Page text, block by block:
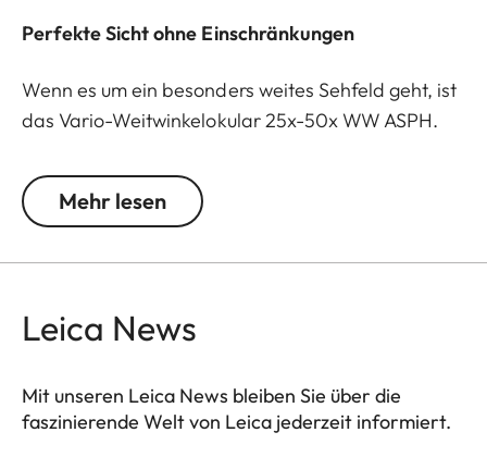
Perfekte Sicht ohne Einschränkungen
Wenn es um ein besonders weites Sehfeld geht, ist
das Vario-Weitwinkelokular 25x-50x WW ASPH.
Spektivsystem. Dank hochpräziser asphärischer
Linsen werden eine außergewöhnlich hohe
Kontrast. Diese Linsen korrigieren optische
Bildverzerrungen wirkungsvoll und ermöglichen so
eine gleichbleibende Schärfe und exzellenten
Mehr lesen
Leica News
Mit unseren Leica News bleiben Sie über die
faszinierende Welt von Leica jederzeit informiert.